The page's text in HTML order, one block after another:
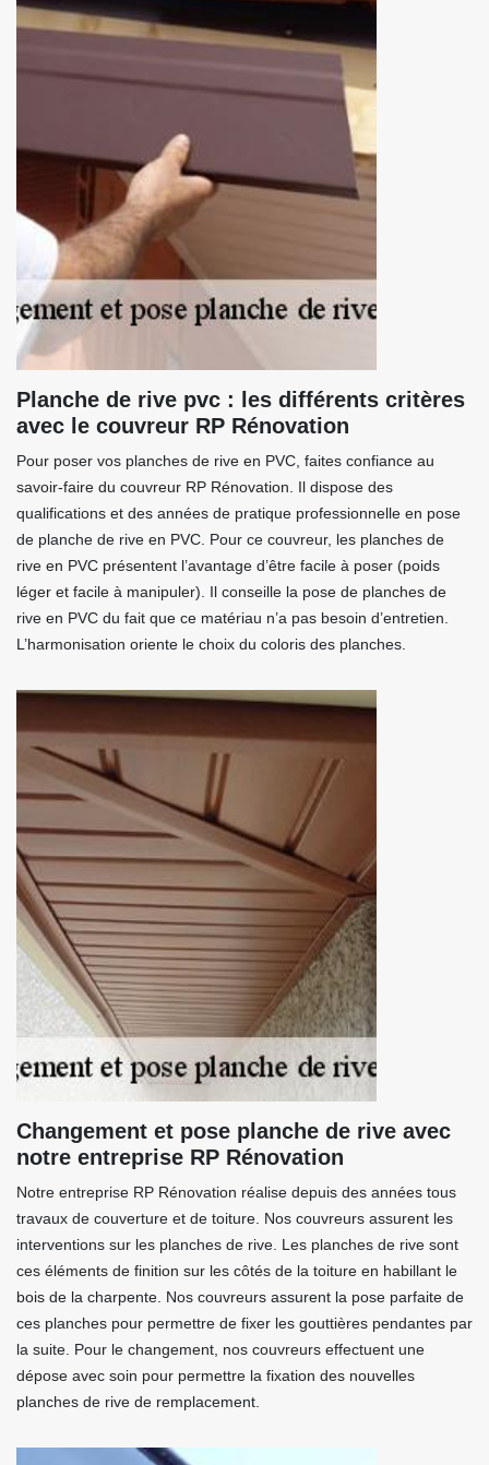
Planche de rive pvc : les différents critères
avec le couvreur RP Rénovation
Pour poser vos planches de rive en PVC, faites confiance au
savoir-faire du couvreur RP Rénovation. Il dispose des
qualifications et des années de pratique professionnelle en pose
de planche de rive en PVC. Pour ce couvreur, les planches de
rive en PVC présentent l’avantage d’être facile à poser (poids
léger et facile à manipuler). Il conseille la pose de planches de
rive en PVC du fait que ce matériau n’a pas besoin d’entretien.
L’harmonisation oriente le choix du coloris des planches.
Changement et pose planche de rive avec
notre entreprise RP Rénovation
Notre entreprise RP Rénovation réalise depuis des années tous
travaux de couverture et de toiture. Nos couvreurs assurent les
interventions sur les planches de rive. Les planches de rive sont
ces éléments de finition sur les côtés de la toiture en habillant le
bois de la charpente. Nos couvreurs assurent la pose parfaite de
ces planches pour permettre de fixer les gouttières pendantes par
la suite. Pour le changement, nos couvreurs effectuent une
dépose avec soin pour permettre la fixation des nouvelles
planches de rive de remplacement.